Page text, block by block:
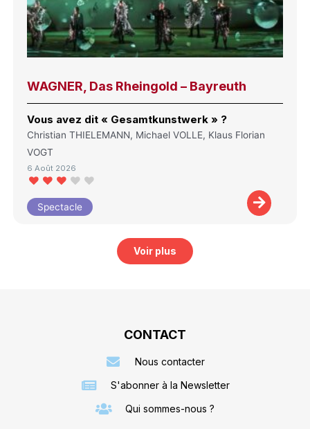
WAGNER, Das Rheingold – Bayreuth
Vous avez dit « Gesamtkunstwerk » ?
Christian THIELEMANN, Michael VOLLE, Klaus Florian
VOGT
6 Août 2026
Spectacle
Voir plus
CONTACT
Nous contacter
S'abonner à la Newsletter
Qui sommes-nous ?